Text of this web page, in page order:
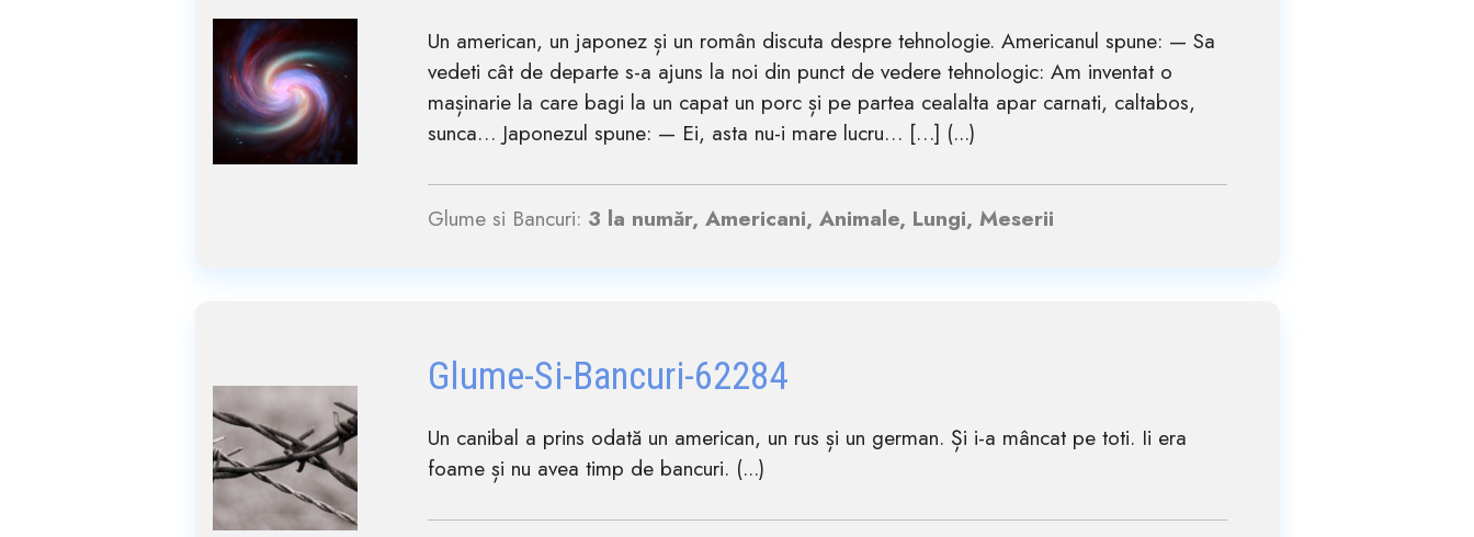
Un american, un japonez și un român discuta despre tehnologie. Americanul spune: — Sa
vedeti cât de departe s-a ajuns la noi din punct de vedere tehnologic: Am inventat o
mașinarie la care bagi la un capat un porc și pe partea cealalta apar carnati, caltabos,
sunca… Japonezul spune: — Ei, asta nu-i mare lucru… […] (...)
Glume si Bancuri: 3 la număr, Americani, Animale, Lungi, Meserii
Glume-Si-Bancuri-62284
Un canibal a prins odată un american, un rus și un german. Și i-a mâncat pe toti. Ii era
foame și nu avea timp de bancuri. (...)